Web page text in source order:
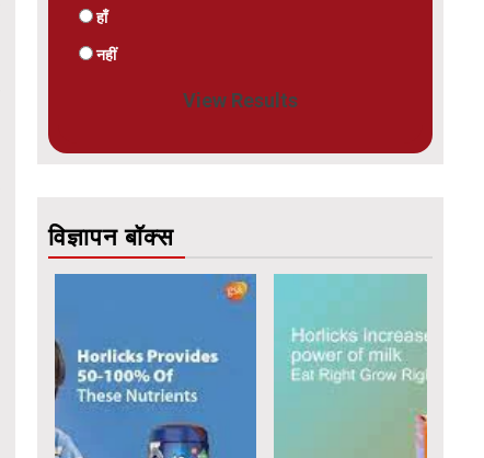
हाँ
नहीं
View Results
विज्ञापन बॉक्स